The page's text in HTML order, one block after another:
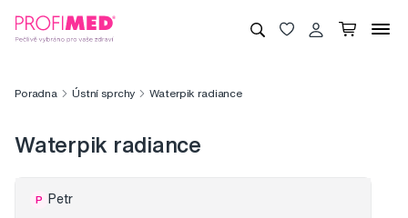
Poradna Ústní sprchy Waterpik radiance
Waterpik radiance
P Petr